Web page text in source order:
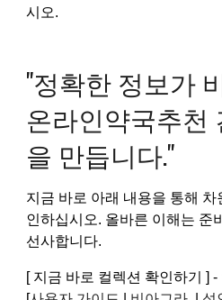
시오.
"정확한 정보가
온라인약국추천
을 만듭니다."
지금 바로 아래 내용을 통해
인하십시오. 올바른 이해는 준
선사합니다.
[ 지금 바로 컬렉션 확인하기 ] -